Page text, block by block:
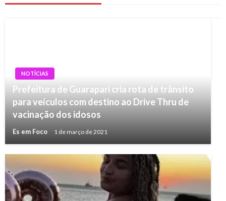
NOTÍCIAS
Prefeitura de Guarapari cria rota de trânsito
para veículos com destino ao Drive Thru de
vacinação dos idosos
Es em Foco 1 de março de 2021